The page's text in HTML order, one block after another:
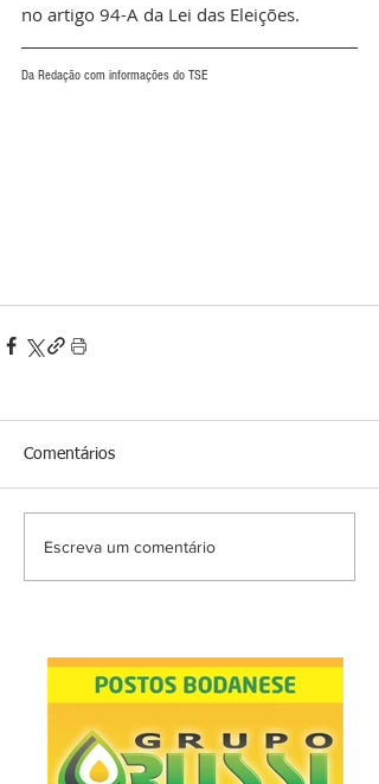
no artigo 94-A da Lei das Eleições.
Da Redação com informações do TSE
Comentários
Escreva um comentário